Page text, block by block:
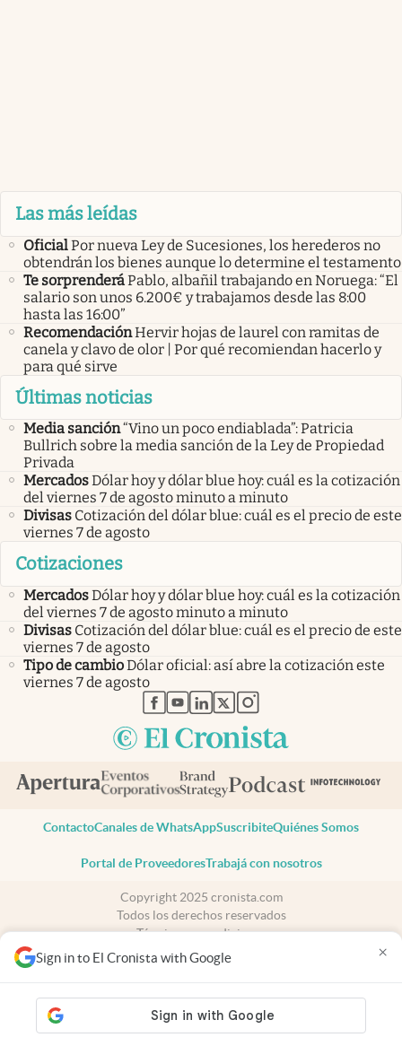
Sign in to El Cronista with Google ×
Las más leídas
OficialPor nueva Ley de Sucesiones, los herederos no
obtendrán los bienes aunque lo determine el testamento
Te sorprenderáPablo, albañil trabajando en Noruega: “El
salario son unos 6.200€ y trabajamos desde las 8:00
hasta las 16:00”
RecomendaciónHervir hojas de laurel con ramitas de
canela y clavo de olor | Por qué recomiendan hacerlo y
para qué sirve
Últimas noticias
Media sanción“Vino un poco endiablada”: Patricia
Bullrich sobre la media sanción de la Ley de Propiedad
Privada
MercadosDólar hoy y dólar blue hoy: cuál es la cotización
del viernes 7 de agosto minuto a minuto
Divisas Cotización del dólar blue: cuál es el precio de este
viernes 7 de agosto
Cotizaciones
MercadosDólar hoy y dólar blue hoy: cuál es la cotización
del viernes 7 de agosto minuto a minuto
Divisas Cotización del dólar blue: cuál es el precio de este
viernes 7 de agosto
Tipo de cambioDólar oficial: así abre la cotización este
viernes 7 de agosto
abre en nueva pestaña
abre en nueva pestaña
abre en nueva pestaña
abre en nueva pestaña
abre en nueva pestaña
ContactoCanales de WhatsAppSuscribiteQuiénes Somos
Portal de ProveedoresTrabajá con nosotros
Copyright 2025 cronista.com
Todos los derechos reservados
Términos y condiciones
Privacidad
Consentimiento
cronista.com
es propiedad de El Cronista Comercial S.A Registro de